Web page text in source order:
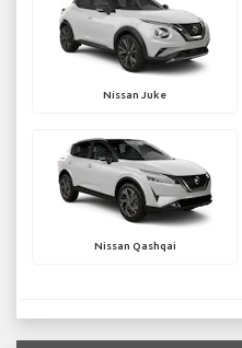
Nissan Juke
Nissan Qashqai